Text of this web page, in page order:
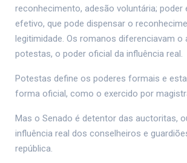
reconhecimento, adesão voluntária; poder
efetivo, que pode dispensar o
legitimidade. Os romanos diferenciavam o
potestas, o poder oficial da influência real.
Potestas define os poderes formais e
forma oficial, como o exercido por
Mas o Senado é detentor das auctoritas,
influência real dos conselheiros e
república.